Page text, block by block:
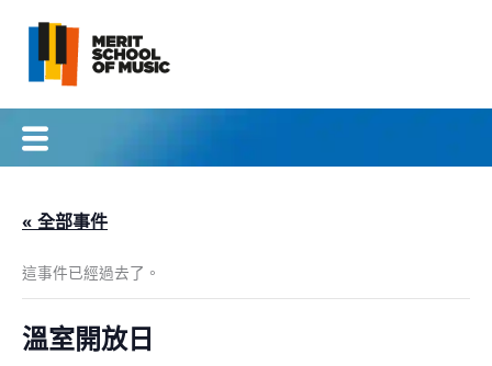
« 全部事件
這事件已經過去了。
溫室開放日